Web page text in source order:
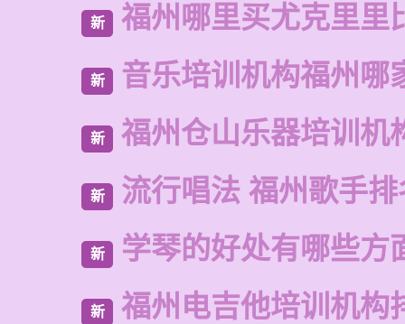
新 福州哪里买尤克里里
新 音乐培训机构福州哪
新 福州仓山乐器培训机
新 流行唱法 福州歌手排
新 学琴的好处有哪些方
新 福州电吉他培训机构